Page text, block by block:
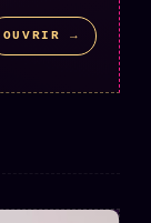
OUVRIR →